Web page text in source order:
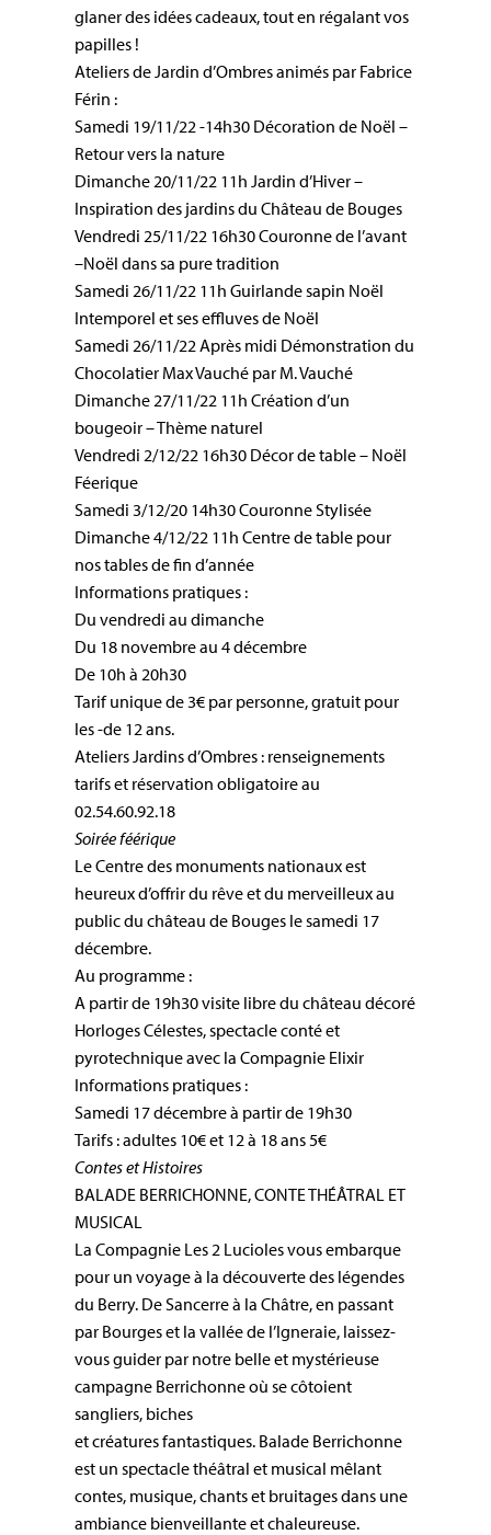
glaner des idées cadeaux, tout en régalant vos
papilles !
Ateliers de Jardin d’Ombres animés par Fabrice
Férin :
Samedi 19/11/22 -14h30 Décoration de Noël –
Retour vers la nature
Dimanche 20/11/22 11h Jardin d’Hiver –
Inspiration des jardins du Château de Bouges
Vendredi 25/11/22 16h30 Couronne de l’avant
–Noël dans sa pure tradition
Samedi 26/11/22 11h Guirlande sapin Noël
Intemporel et ses effluves de Noël
Samedi 26/11/22 Après midi Démonstration du
Chocolatier Max Vauché par M. Vauché
Dimanche 27/11/22 11h Création d’un
bougeoir – Thème naturel
Vendredi 2/12/22 16h30 Décor de table – Noël
Féerique
Samedi 3/12/20 14h30 Couronne Stylisée
Dimanche 4/12/22 11h Centre de table pour
nos tables de fin d’année
Informations pratiques :
Du vendredi au dimanche
Du 18 novembre au 4 décembre
De 10h à 20h30
Tarif unique de 3€ par personne, gratuit pour
les -de 12 ans.
Ateliers Jardins d’Ombres : renseignements
tarifs et réservation obligatoire au
02.54.60.92.18
Soirée féérique
Le Centre des monuments nationaux est
heureux d’offrir du rêve et du merveilleux au
public du château de Bouges le samedi 17
décembre.
Au programme :
A partir de 19h30 visite libre du château décoré
Horloges Célestes, spectacle conté et
pyrotechnique avec la Compagnie Elixir
Informations pratiques :
Samedi 17 décembre à partir de 19h30
Tarifs : adultes 10€ et 12 à 18 ans 5€
Contes et Histoires
BALADE BERRICHONNE, CONTE THÉÂTRAL ET
MUSICAL
La Compagnie Les 2 Lucioles vous embarque
pour un voyage à la découverte des légendes
du Berry. De Sancerre à la Châtre, en passant
par Bourges et la vallée de l’Igneraie, laissez-
vous guider par notre belle et mystérieuse
campagne Berrichonne où se côtoient
sangliers, biches
et créatures fantastiques. Balade Berrichonne
est un spectacle théâtral et musical mêlant
contes, musique, chants et bruitages dans une
ambiance bienveillante et chaleureuse.